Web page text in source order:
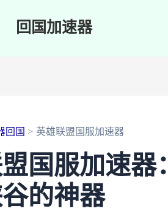
回国加速器
回国 英雄联盟国服加速器
国服加速器
的神器